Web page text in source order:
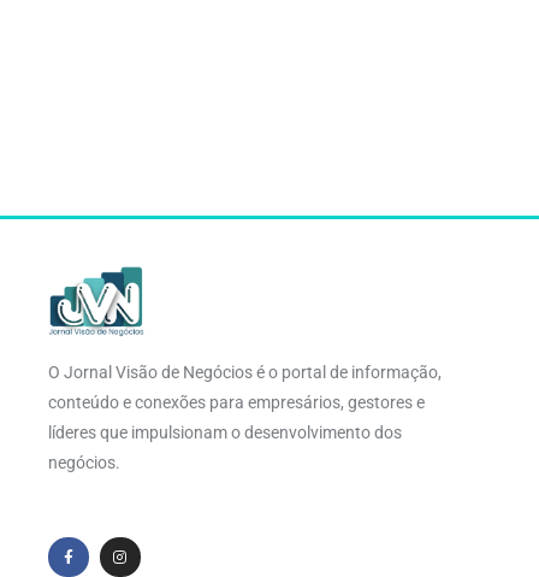
O Jornal Visão de Negócios é o portal de informação,
conteúdo e conexões para empresários, gestores e
líderes que impulsionam o desenvolvimento dos
negócios.